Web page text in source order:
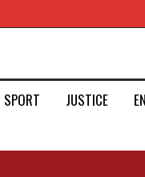
SPORT JUSTICE